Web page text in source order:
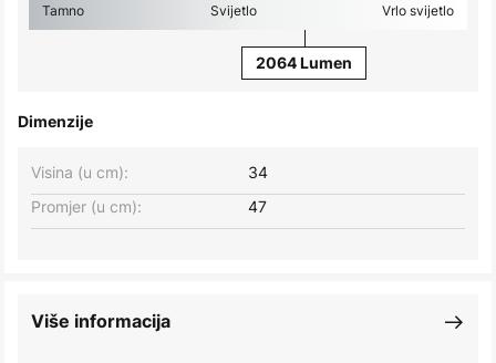
Tamno Svijetlo Vrlo svijetlo
2064 Lumen
Dimenzije
Visina (u cm):
34
Promjer (u cm):
47
Više informacija